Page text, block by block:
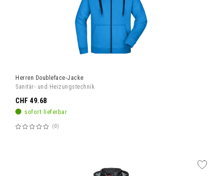
Herren Doubleface‑Jacke
Sanitär- und Heizungstechnik
sofort lieferbar
Bewertung:
0
CHF 49.68